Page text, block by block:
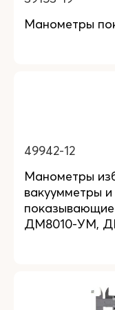
Манометры
49942-12
Манометры
вакуумметры
ДМ8010-УМ,